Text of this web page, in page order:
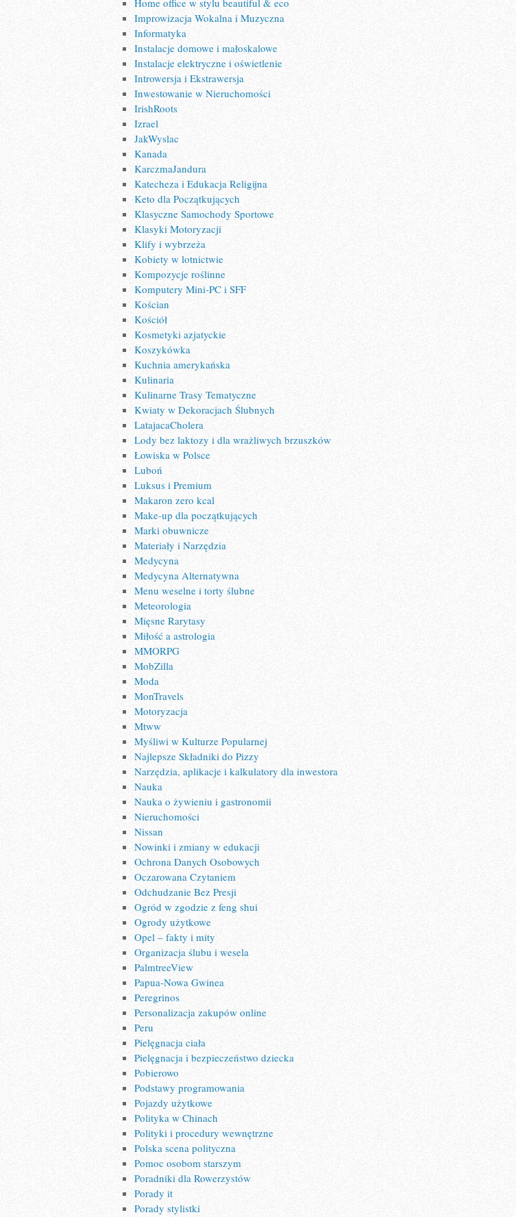
Home office w stylu beautiful & eco
Improwizacja Wokalna i Muzyczna
Informatyka
Instalacje domowe i małoskalowe
Instalacje elektryczne i oświetlenie
Introwersja i Ekstrawersja
Inwestowanie w Nieruchomości
IrishRoots
Izrael
JakWyslac
Kanada
KarczmaJandura
Katecheza i Edukacja Religijna
Keto dla Początkujących
Klasyczne Samochody Sportowe
Klasyki Motoryzacji
Klify i wybrzeża
Kobiety w lotnictwie
Kompozycje roślinne
Komputery Mini-PC i SFF
Kościan
Kościół
Kosmetyki azjatyckie
Koszykówka
Kuchnia amerykańska
Kulinaria
Kulinarne Trasy Tematyczne
Kwiaty w Dekoracjach Ślubnych
LatajacaCholera
Lody bez laktozy i dla wrażliwych brzuszków
Łowiska w Polsce
Luboń
Luksus i Premium
Makaron zero kcal
Make-up dla początkujących
Marki obuwnicze
Materiały i Narzędzia
Medycyna
Medycyna Alternatywna
Menu weselne i torty ślubne
Meteorologia
Mięsne Rarytasy
Miłość a astrologia
MMORPG
MobZilla
Moda
MonTravels
Motoryzacja
Mtww
Myśliwi w Kulturze Popularnej
Najlepsze Składniki do Pizzy
Narzędzia, aplikacje i kalkulatory dla inwestora
Nauka
Nauka o żywieniu i gastronomii
Nieruchomości
Nissan
Nowinki i zmiany w edukacji
Ochrona Danych Osobowych
Oczarowana Czytaniem
Odchudzanie Bez Presji
Ogród w zgodzie z feng shui
Ogrody użytkowe
Opel – fakty i mity
Organizacja ślubu i wesela
PalmtreeView
Papua-Nowa Gwinea
Peregrinos
Personalizacja zakupów online
Peru
Pielęgnacja ciała
Pielęgnacja i bezpieczeństwo dziecka
Pobierowo
Podstawy programowania
Pojazdy użytkowe
Polityka w Chinach
Polityki i procedury wewnętrzne
Polska scena polityczna
Pomoc osobom starszym
Poradniki dla Rowerzystów
Porady it
Porady stylistki